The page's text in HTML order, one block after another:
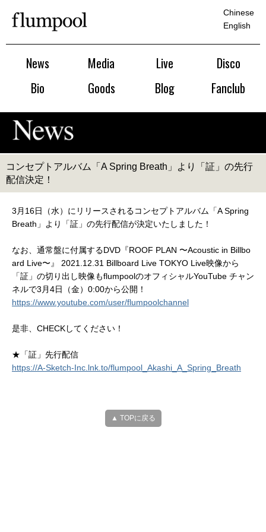
News Media Live
Disco
Bio
Goods Blog Fanclub
Chinese
English
コンセプトアルバム「A Spring Breath」より「証」の先行
配信決定！
3月16日（水）にリリースされるコンセプトアルバム「A Spring
Breath」より「証」の先行配信が決定いたしました！
なお、通常盤に付属するDVD『ROOF PLAN 〜Acoustic in Billbo
ard Live〜』 2021.12.31 Billboard Live TOKYO Live映像から
「証」の切り出し映像もflumpoolのオフィシャルYouTube チャン
ネルで3月4日（金）0:00から公開！
https://www.youtube.com/user/flumpoolchannel
是非、CHECKしてください！
★「証」先行配信
https://A-Sketch-Inc.lnk.to/flumpool_Akashi_A_Spring_Breath
▲ TOPに戻る